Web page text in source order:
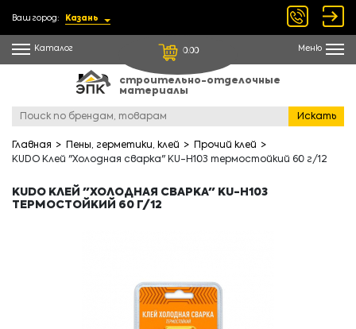
Ваш город: Казань
Каталог 0.00 Меню
строительно-отделочные
материалы
Искать
Главная Пены, герметики, клей
Прочий клей
KUDO Клей "Холодная сварка" KU-H103 термостойкий 60 г/12
KUDO КЛЕЙ "ХОЛОДНАЯ СВАРКА" KU-H103
ТЕРМОСТОЙКИЙ 60 Г/12